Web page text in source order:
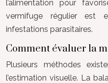
l’alimentation pour
vermifuge régulier est
infestations parasitaires.
Comment évaluer la
Plusieurs méthodes
l’estimation visuelle. La